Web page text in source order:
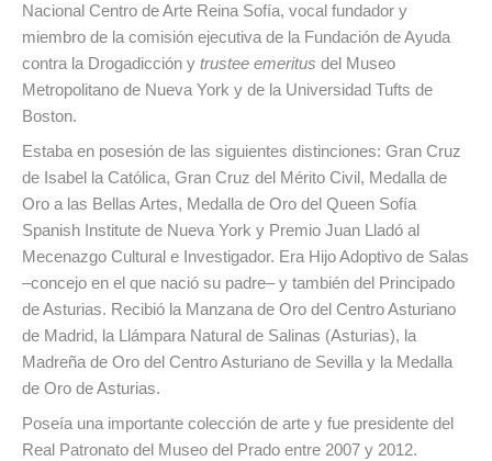
Nacional Centro de Arte Reina Sofía, vocal fundador y
miembro de la comisión ejecutiva de la Fundación de Ayuda
contra la Drogadicción y trustee emeritus del Museo
Metropolitano de Nueva York y de la Universidad Tufts de
Boston.
Estaba en posesión de las siguientes distinciones: Gran Cruz
de Isabel la Católica, Gran Cruz del Mérito Civil, Medalla de
Oro a las Bellas Artes, Medalla de Oro del Queen Sofía
Spanish Institute de Nueva York y Premio Juan Lladó al
Mecenazgo Cultural e Investigador. Era Hijo Adoptivo de Salas
–concejo en el que nació su padre– y también del Principado
de Asturias. Recibió la Manzana de Oro del Centro Asturiano
de Madrid, la Llámpara Natural de Salinas (Asturias), la
Madreña de Oro del Centro Asturiano de Sevilla y la Medalla
de Oro de Asturias.
Poseía una importante colección de arte y fue presidente del
Real Patronato del Museo del Prado entre 2007 y 2012.